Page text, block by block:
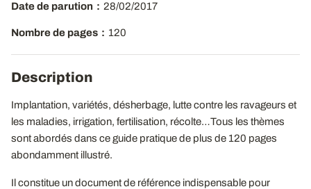
Date de parution 28/02/2017
Nombre de pages 120
Description
Implantation, variétés, désherbage, lutte contre les ravageurs et
les maladies, irrigation, fertilisation, récolte…Tous les thèmes
sont abordés dans ce guide pratique de plus de 120 pages
abondamment illustré.
Il constitue un document de référence indispensable pour